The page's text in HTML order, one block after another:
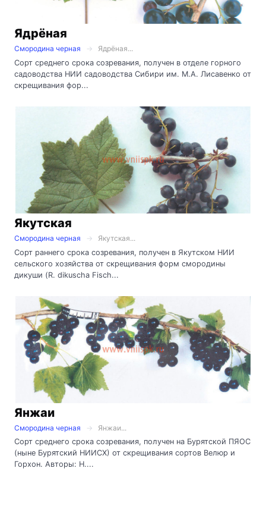
Ядрёная
Смородина черная
Ядрёная...
Сорт среднего срока созревания, получен в отделе горного
садоводства НИИ садоводства Сибири им. М.А. Лисавенко от
скрещивания фор...
Якутская
Смородина черная
Якутская...
Сорт раннего срока созревания, получен в Якутском НИИ
сельского хозяйства от скрещивания форм смородины
дикуши (R. dikuscha Fisch...
Янжаи
Смородина черная
Янжаи...
Сорт среднего срока созревания, получен на Бурятской ПЯОС
(ныне Бурятский НИИСХ) от скрещивания сортов Велюр и
Горхон. Авторы: Н....